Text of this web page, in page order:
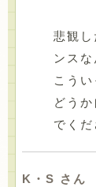
悲観
ンスな
こう
どう
でくだ
K・S さ